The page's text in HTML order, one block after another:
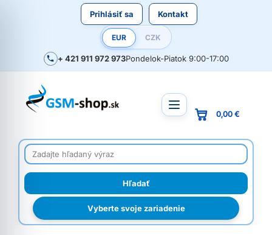
Prihlásiť sa Kontakt
EUR CZK
+ 421 911 972 973Pondelok-Piatok 9:00-17:00
Vyberte svoje zariadenie
0,00 €